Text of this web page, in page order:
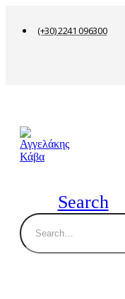
(+30) 2241 096300
Search